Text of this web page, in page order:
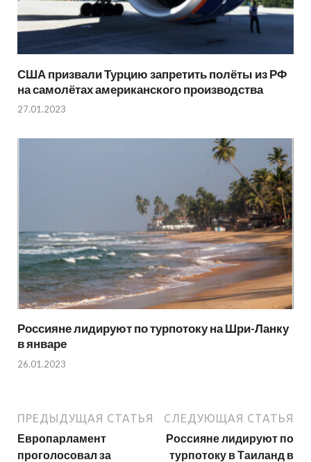
США призвали Турцию запретить полёты из РФ
на самолётах американского производства
27.01.2023
Россияне лидируют по турпотоку на Шри-Ланку
в январе
26.01.2023
ПРЕДЫДУЩАЯ СТАТЬЯ
Европарламент
проголосовал за
СЛЕДУЮЩАЯ СТАТЬЯ
Россияне лидируют по
турпотоку в Таиланд в